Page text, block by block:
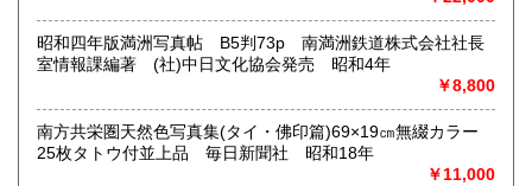
書籍の買取について
取り扱い分野
古典籍、近代文献、趣味、サブカルチャー、古書一般（その
昭和四年版満洲写真帖 B5判73p 南満洲鉄道株式会社社長
室情報課編著 (社)中日文化協会発売 昭和4年
￥8,800
南方共栄圏天然色写真集(タイ・佛印篇)69×19㎝無綴カラー
25枚タトウ付並上品 毎日新聞社 昭和18年
￥11,000